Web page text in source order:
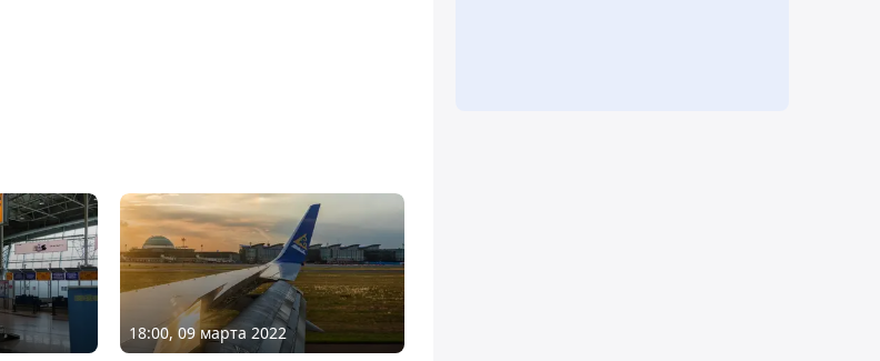
18:00, 09 марта 2022